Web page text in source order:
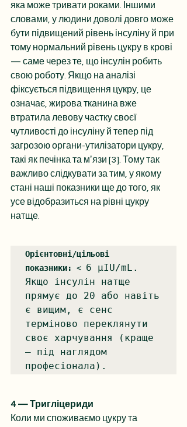
яка може тривати роками. Іншими
словами, у людини доволі довго може
бути підвищений рівень інсуліну й при
тому нормальний рівень цукру в крові
— саме через те, що інсулін робить
свою роботу. Якщо на аналізі
фіксується підвищення цукру, це
означає, жирова тканина вже
втратила левову частку своєї
чутливості до інсуліну й тепер під
загрозою органи-утилізатори цукру,
такі як печінка та мʼязи [3]. Тому так
важливо слідкувати за тим, у якому
стані наші показники ще до того, як
усе відобразиться на рівні цукру
натще.
Орієнтовні/цільові
показники:
< 6 µIU/mL.
Якщо інсулін натще
прямує до 20 або навіть
є вищим, є сенс
терміново переклянути
своє харчування (краще
— під наглядом
професіонала).
4 — Тригліцериди
Коли ми споживаємо цукру та